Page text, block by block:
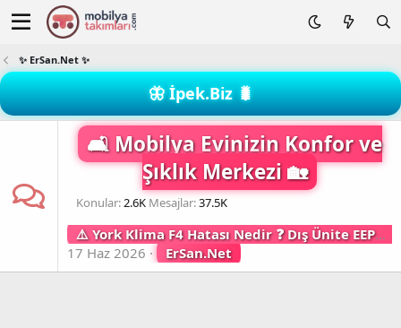
✨ ErSan.Net ✨
🦋 İpek.Biz 🐛
🛋️ Mobilya Evinizin Konfor ve
Şıklık Merkezi 🏡
Konular 2.6K Mesajlar 37.5K
⚠️ York Klima F4 Hatası Nedir ❓ Dış Ünite EEPROM Arızası, Elektronik Kart Hafızası Ve Servis Çözümü Nasıl Yapılır ❓
17 Haz 2026
ErSan.Net